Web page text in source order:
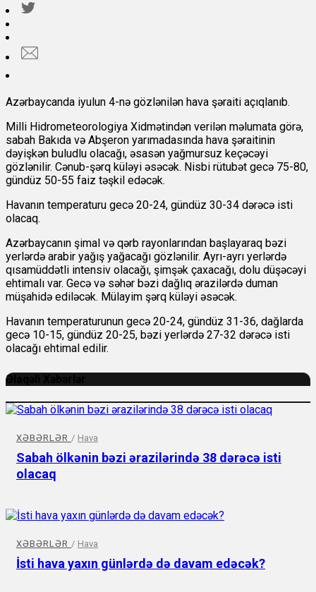
Azərbaycanda iyulun 4-nə gözlənilən hava şəraiti açıqlanıb.
Milli Hidrometeorologiya Xidmətindən verilən məlumata görə,
sabah Bakıda və Abşeron yarımadasında hava şəraitinin
dəyişkən buludlu olacağı, əsasən yağmursuz keçəcəyi
gözlənilir. Cənub-şərq küləyi əsəcək. Nisbi rütubət gecə 75-80,
gündüz 50-55 faiz təşkil edəcək.
Havanın temperaturu gecə 20-24, gündüz 30-34 dərəcə isti
olacaq.
Azərbaycanın şimal və qərb rayonlarından başlayaraq bəzi
yerlərdə arabir yağış yağacağı gözlənilir. Ayrı-ayrı yerlərdə
qısamüddətli intensiv olacağı, şimşək çaxacağı, dolu düşəcəyi
ehtimalı var. Gecə və səhər bəzi dağlıq ərazilərdə duman
müşahidə ediləcək. Mülayim şərq küləyi əsəcək.
Havanın temperaturunun gecə 20-24, gündüz 31-36, dağlarda
gecə 10-15, gündüz 20-25, bəzi yerlərdə 27-32 dərəcə isti
olacağı ehtimal edilir.
Əlaqəli Xəbərlər
XƏBƏRLƏR / Hava
Sabah ölkənin bəzi ərazilərində 38 dərəcə isti
olacaq
XƏBƏRLƏR / Hava
İsti hava yaxın günlərdə də davam edəcək?